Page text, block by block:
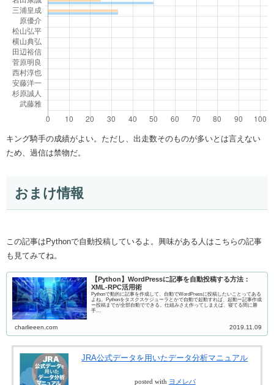
キング騎手の成績がよい。ただし、出走数そのものが多いとは言えない
ため、過信は禁物だ。
おまけ情報
この記事はPythonで自動投稿しているよ。興味がある人はこちらの記事
も見てみてね。
【Python】WordPressに記事を自動投稿する方法：
XML-RPC活用術
Pythonで動的に記事を作成して、自動でWordPressに投稿したいことってある
よね。Pythonをタスクスケジューラとかで自動で起動すれば、起動ー記事作成
ー投稿までが全部自動でできる。仕組みさえ作ってしまえば、寝てる間に勝
手…
charlieeen.com 2019.11.09
JRA公式データを用いたデータ分析マニュアル
posted with ヨメレバ